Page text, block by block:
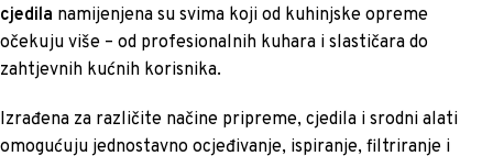
cjedila namijenjena su svima koji od kuhinjske opreme
očekuju više – od profesionalnih kuhara i slastičara do
zahtjevnih kućnih korisnika.
Izrađena za različite načine pripreme, cjedila i srodni alati
omogućuju jednostavno ocjeđivanje, ispiranje, filtriranje i